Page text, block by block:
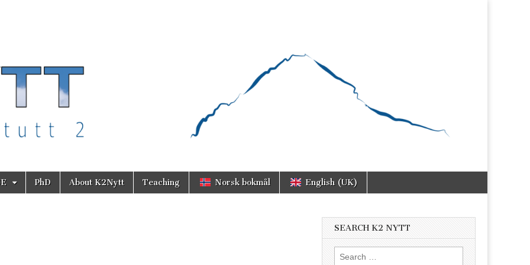
PhD About K2Nytt Teaching Norsk bokmål English (UK)
SEARCH K2 NYTT
Search